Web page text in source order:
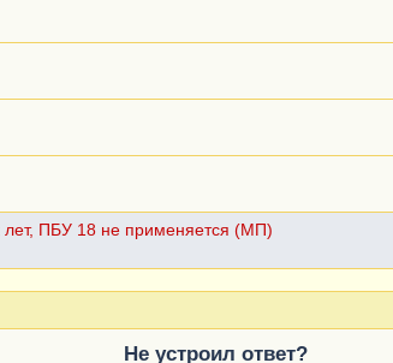
ПБУ 18 не применяется (МП)
Не устроил ответ?